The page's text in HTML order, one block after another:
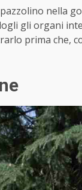
nella
gli organi
prima che,